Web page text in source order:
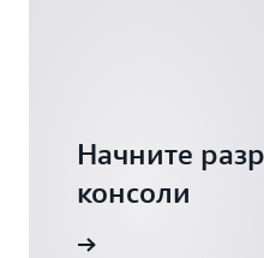
Начните
консоли